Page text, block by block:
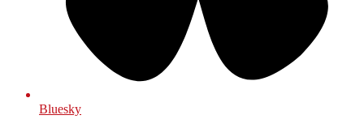
Bluesky